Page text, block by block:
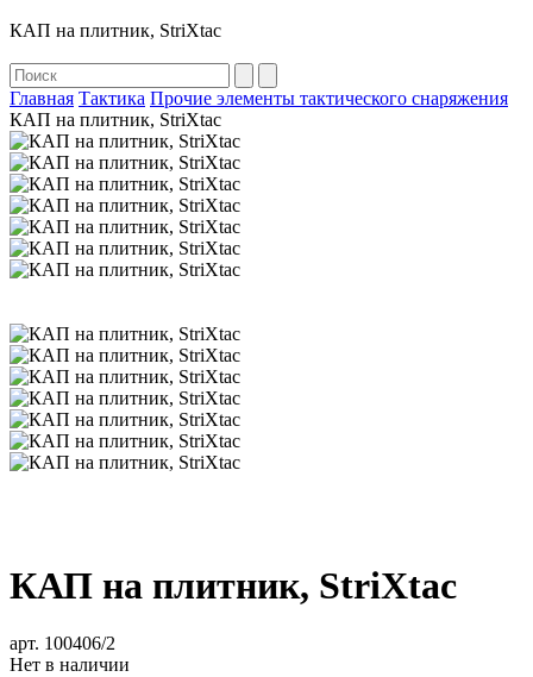
КАП на плитник, StriXtac
Главная Тактика Прочие элементы тактического снаряжения
КАП на плитник, StriXtac
КАП на плитник, StriXtac
арт. 100406/2
Нет в наличии